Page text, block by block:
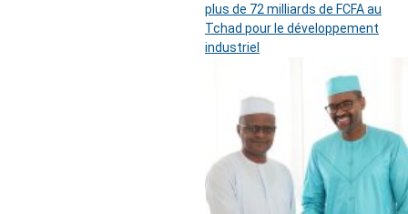
plus de 72 milliards de FCFA au
Tchad pour le développement
industriel